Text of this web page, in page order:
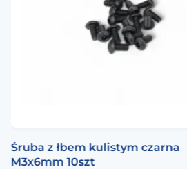
Śruba z łbem kulistym czarna
M3x6mm 10szt